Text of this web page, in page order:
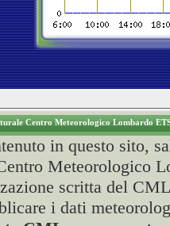
Centro Meteorologico Lombardo
in questo sito,
Meteorologico
scritta del
i dati